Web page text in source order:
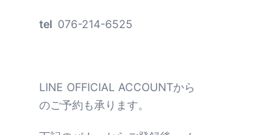
tel 076-214-6525
LINE OFFICIAL ACCOUNTから
のご予約も承ります。